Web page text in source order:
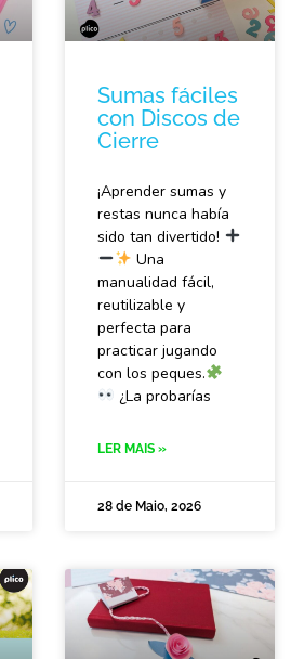
Sumas fáciles
con Discos de
Cierre
¡Aprender sumas y
restas nunca había
sido tan divertido!
Una
manualidad fácil,
reutilizable y
perfecta para
practicar jugando
con los peques.
¿La probarías
LER MAIS »
28 de Maio, 2026